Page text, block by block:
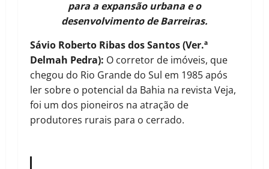
para a expansão urbana e o
desenvolvimento de Barreiras.
Sávio Roberto Ribas dos Santos (Ver.ª
Delmah Pedra): O corretor de imóveis, que
chegou do Rio Grande do Sul em 1985 após
ler sobre o potencial da Bahia na revista Veja,
foi um dos pioneiros na atração de
produtores rurais para o cerrado.